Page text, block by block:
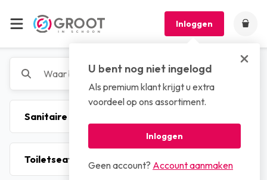
Inloggen
U bent nog niet ingelogd
Als premium klant krijgt u extra
voordeel op ons assortiment.
Inloggen
Geen account? Account aanmaken